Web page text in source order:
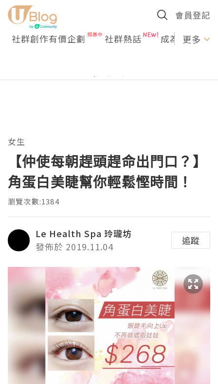
會員登記
社群創作有價企劃 社群熱話 成為U更多
女生
【仲使每朝趕頭趕命出門口？】
角蛋白美睫幫你輕鬆慳時間！
瀏覽次數:1384
Le Health Spa 玲瓏坊
發佈於 2019.11.04
追蹤